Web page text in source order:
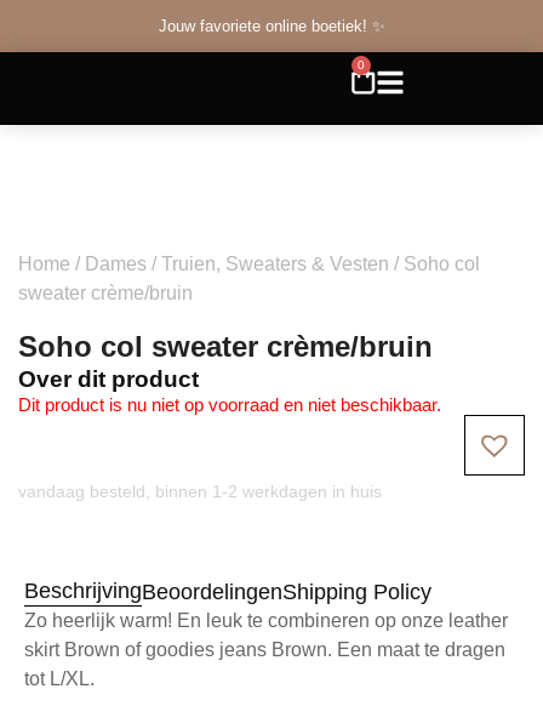
Jouw favoriete online boetiek! ✨
0
Home / Dames /Truien, Sweaters & Vesten / Soho col
sweater crème/bruin
Soho col sweater crème/bruin
Over dit product
Dit product is nu niet op voorraad en niet beschikbaar.
vandaag besteld, binnen 1-2 werkdagen in huis
BeschrijvingBeoordelingenShipping Policy
Zo heerlijk warm! En leuk te combineren op onze leather
skirt Brown of goodies jeans Brown. Een maat te dragen
tot L/XL.